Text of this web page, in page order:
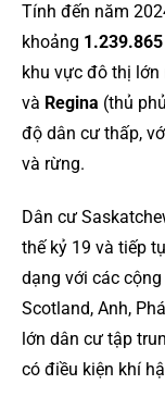
Tính đến năm
khoảng
khu vực đô thị lớn
và Regina (thủ
độ dân cư thấp,
và rừng.
Dân cư
thế kỷ 19 và tiếp
dạng với các
Scotland, Anh,
lớn dân cư tập
có điều kiện khí